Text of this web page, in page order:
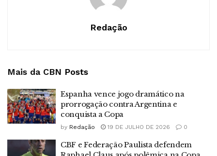
Redação
Mais da CBN Posts
Espanha vence jogo dramático na
prorrogação contra Argentina e
conquista a Copa
by Redação 19 DE JULHO DE 2026 0
CBF e Federação Paulista defendem